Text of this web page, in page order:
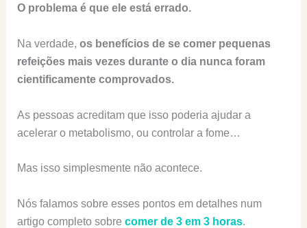
O problema é que ele está errado.
Na verdade, os benefícios de se comer pequenas
refeições mais vezes durante o dia nunca foram
cientificamente comprovados.
As pessoas acreditam que isso poderia ajudar a
acelerar o metabolismo, ou controlar a fome…
Mas isso simplesmente não acontece.
Nós falamos sobre esses pontos em detalhes num
artigo completo sobre comer de 3 em 3 horas.